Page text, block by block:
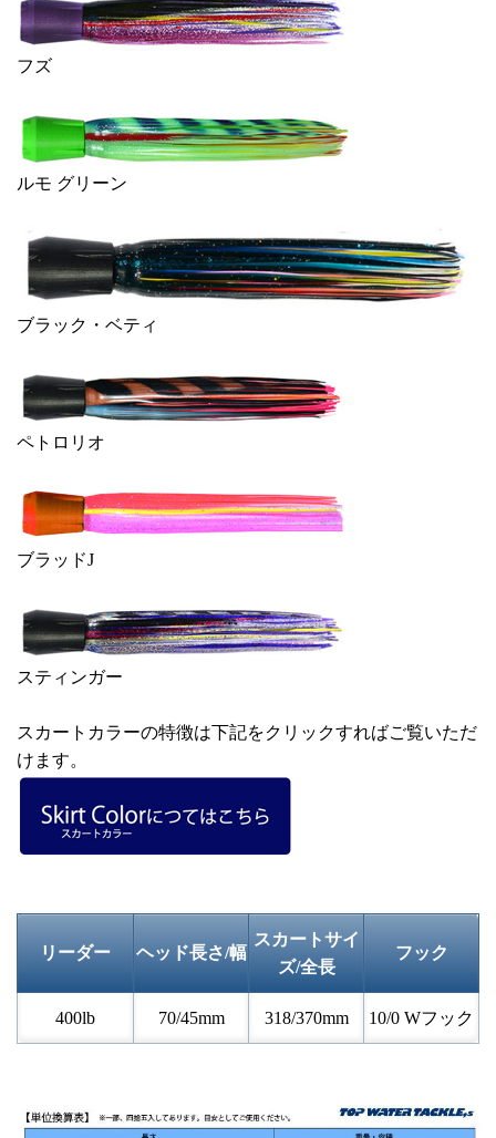
フズ
ルモ グリーン
ブラック・ベティ
ペトロリオ
ブラッドJ
スティンガー
スカートカラーの特徴は下記をクリックすればご覧いただ
けます。
リーダー ヘッド長さ/幅
スカートサイ
ズ/全長
フック
400lb 70/45mm 318/370mm 10/0 Wフック